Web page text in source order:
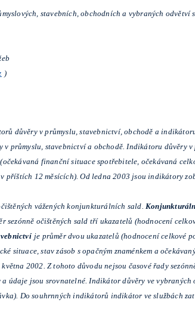
stavebních, obchodních a vybraných odvětví
)
důvěry v průmyslu, stavebnictví, obchodě a
v průmyslu, stavebnictví a obchodě. Indikátoru důvěry
finanční situace spotřebitele, očekávaná
příštích 12 měsících). Od ledna 2003 jsou indikátory
vážených konjunkturálních sald.
sezónně očištěných sald tří ukazatelů (hodnocení
je průměr dvou ukazatelů (hodnocení celkové
situace, stav zásob s opačným znaménkem a
2002. Z tohoto důvodu nejsou časové řady
údaje jsou srovnatelné. Indikátor důvěry ve
Do souhrnných indikátorů indikátor ve službách